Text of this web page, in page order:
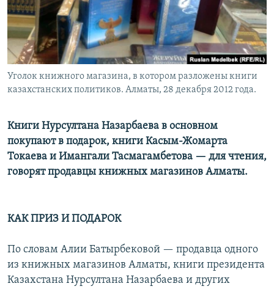
Уголок книжного магазина, в котором разложены книги
казахстанских политиков. Алматы, 28 декабря 2012 года.
Книги Нурсултана Назарбаева в основном
покупают в подарок, книги Касым-Жомарта
Токаева и Имангали Тасмагамбетова — для чтения,
говорят продавцы книжных магазинов Алматы.
КАК ПРИЗ И ПОДАРОК
По словам Алии Батырбековой — продавца одного
из книжных магазинов Алматы, книги президента
Казахстана Нурсултана Назарбаева и других